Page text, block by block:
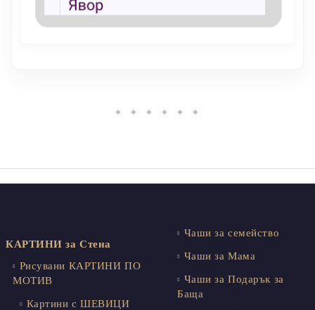
✦ ✦ ✦ ✦ ✦ ✦
КАРТИНИ за Стена
Рисувани КАРТИНИ ПО
МОТИВ
Картини с ШЕВИЦИ
Чаши за семейство
Чаши за Мама
Чаши за Подарък за
Баща